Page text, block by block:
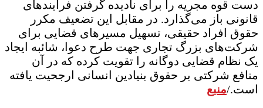
دست قوه مجریه را برای نادیده گرفتن فرآیندهای
قانونی باز می‌گذارد. در مقابل این تضعیف مکرر
حقوق افراد حقیقی، تسهیل مسیرهای قضایی برای
شرکت‌های بزرگ تجاری جهت طرح دعوا، شائبه ایجاد
یک نظام قضایی دوگانه را تقویت کرده که در آن
منافع شرکتی بر حقوق بنیادین انسانی ارجحیت یافته
است./منبع